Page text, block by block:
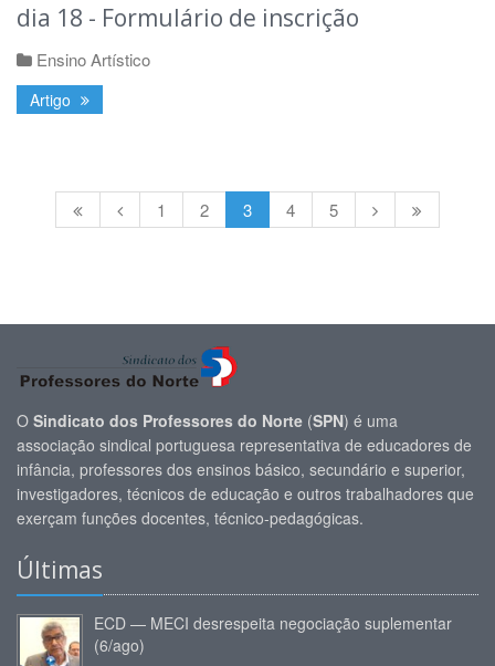
dia 18 - Formulário de inscrição
Ensino Artístico
Artigo
1 2 3 4 5
O Sindicato dos Professores do Norte (SPN) é uma
associação sindical portuguesa representativa de educadores de
infância, professores dos ensinos básico, secundário e superior,
investigadores, técnicos de educação e outros trabalhadores que
exerçam funções docentes, técnico-pedagógicas.
Últimas
ECD — MECI desrespeita negociação suplementar
(6/ago)